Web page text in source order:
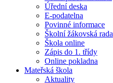
Úřední deska
E-podatelna
Povinné informace
Školní žákovská rada
Škola online
Zápis do 1. třídy
Online pokladna
Mateřská škola
Aktuality